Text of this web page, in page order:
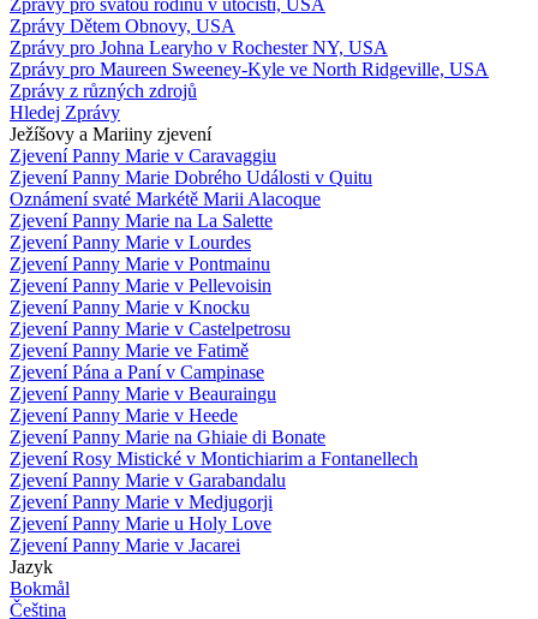
Zprávy Dětem Obnovy, USA
Zprávy pro Johna Learyho v Rochester NY, USA
Zprávy pro Maureen Sweeney-Kyle ve North Ridgeville, USA
Zprávy z různých zdrojů
Hledej Zprávy
Ježíšovy a Mariiny zjevení
Zjevení Panny Marie v Caravaggiu
Zjevení Panny Marie Dobrého Události v Quitu
Oznámení svaté Markétě Marii Alacoque
Zjevení Panny Marie na La Salette
Zjevení Panny Marie v Lourdes
Zjevení Panny Marie v Pontmainu
Zjevení Panny Marie v Pellevoisin
Zjevení Panny Marie v Knocku
Zjevení Panny Marie v Castelpetrosu
Zjevení Panny Marie ve Fatimě
Zjevení Pána a Paní v Campinase
Zjevení Panny Marie v Beauraingu
Zjevení Panny Marie v Heede
Zjevení Panny Marie na Ghiaie di Bonate
Zjevení Rosy Mistické v Montichiarim a Fontanellech
Zjevení Panny Marie v Garabandalu
Zjevení Panny Marie v Medjugorji
Zjevení Panny Marie u Holy Love
Zjevení Panny Marie v Jacarei
Jazyk
Bokmål
Čeština